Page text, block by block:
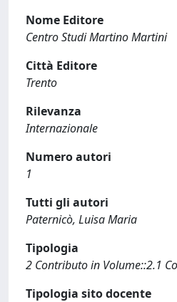
Nome Editore
Centro Studi Martino Martini
Città Editore
Trento
Rilevanza
Internazionale
Numero autori
1
Tutti gli autori
Paternicò, Luisa Maria
Tipologia
2 Contributo in Volume::2.1
Tipologia sito docente